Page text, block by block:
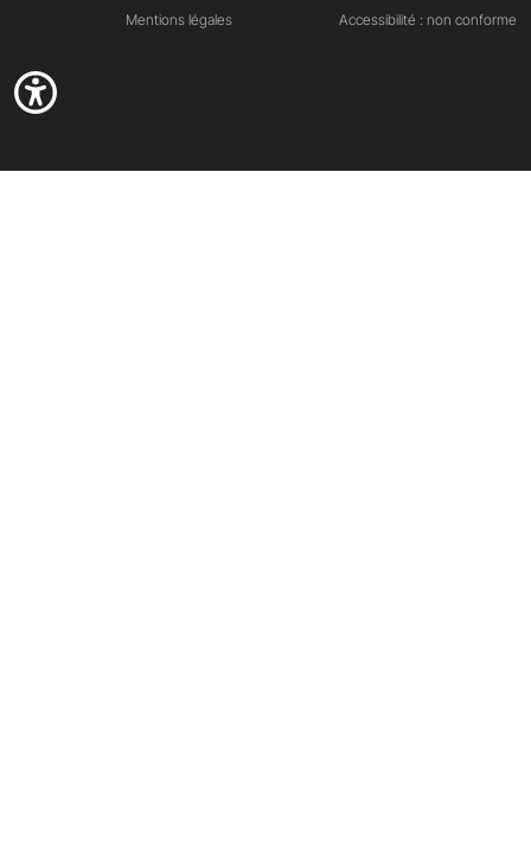
Mentions légales Accessibilité : non conforme